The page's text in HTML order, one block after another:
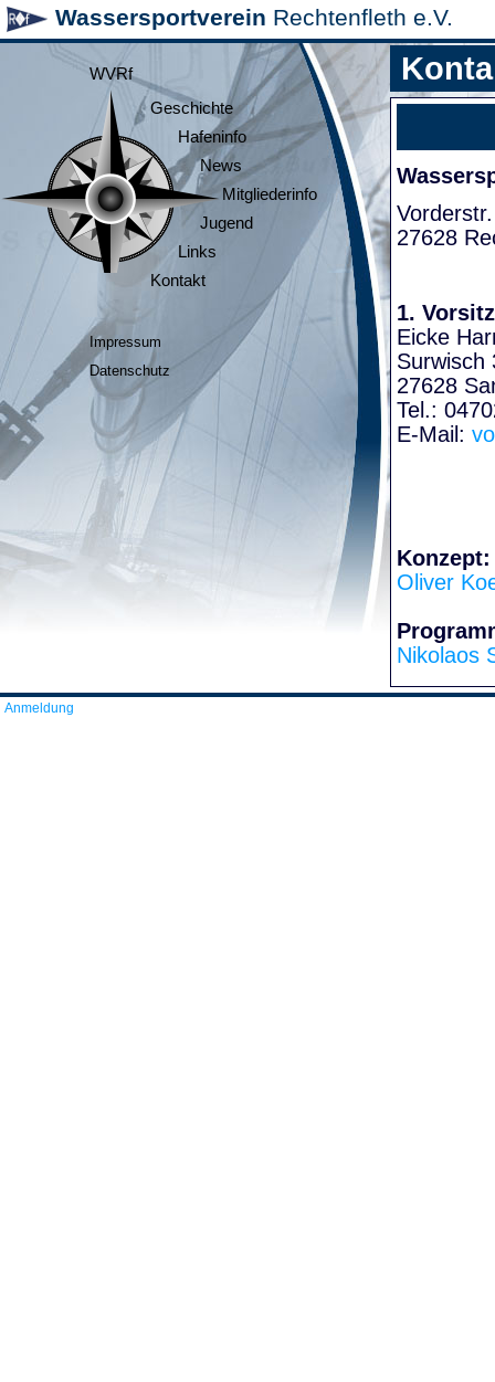
Wassersportverein Rechtenfleth e.V.
WVRf
Geschichte
Hafeninfo
News
Mitgliederinfo
Jugend
Links
Kontakt
Impressum
Datenschutz
27628
1.
Eicke
Surwisch
27628
Tel.:
E-Mail:
Konzept:
Oliver
Nikolaos
Anmeldung